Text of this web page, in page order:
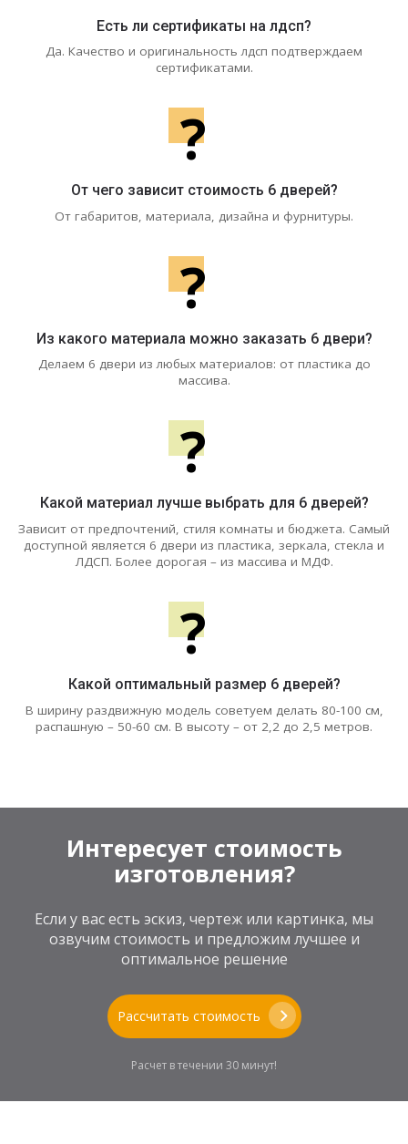
Есть ли сертификаты на лдсп?
Да. Качество и оригинальность лдсп подтверждаем
сертификатами.
?
От чего зависит стоимость 6 дверей?
От габаритов, материала, дизайна и фурнитуры.
?
Из какого материала можно заказать 6 двери?
Делаем 6 двери из любых материалов: от пластика до
массива.
?
Какой материал лучше выбрать для 6 дверей?
Зависит от предпочтений, стиля комнаты и бюджета. Самый
доступной является 6 двери из пластика, зеркала, стекла и
ЛДСП. Более дорогая – из массива и МДФ.
?
Какой оптимальный размер 6 дверей?
В ширину раздвижную модель советуем делать 80-100 см,
распашную – 50-60 см. В высоту – от 2,2 до 2,5 метров.
Интересует стоимость
изготовления?
Если у вас есть эскиз, чертеж или картинка, мы
озвучим стоимость и предложим лучшее и
оптимальное решение
Рассчитать стоимость
Расчет в течении 30 минут!